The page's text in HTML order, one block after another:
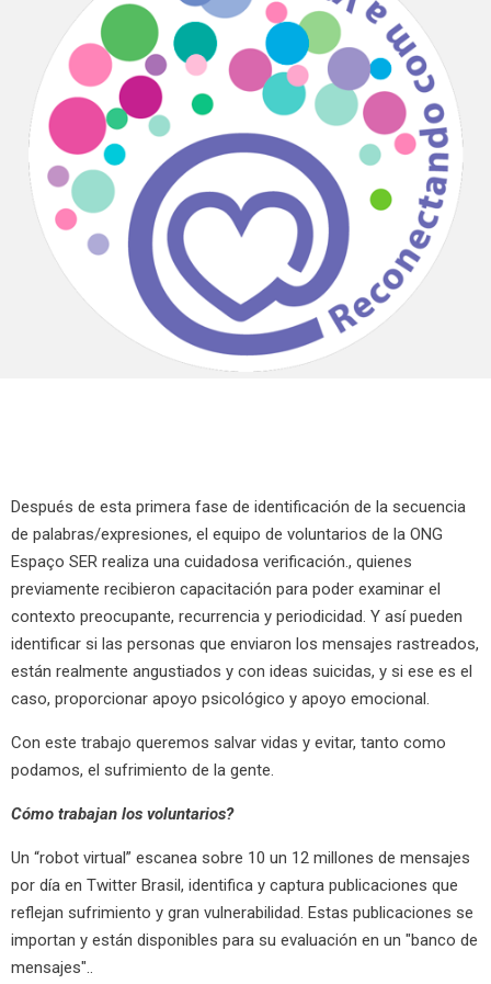
Después de esta primera fase de identificación de la secuencia
de palabras/expresiones, el equipo de voluntarios de la ONG
Espaço SER realiza una cuidadosa verificación., quienes
previamente recibieron capacitación para poder examinar el
contexto preocupante, recurrencia y periodicidad. Y así pueden
identificar si las personas que enviaron los mensajes rastreados,
están realmente angustiados y con ideas suicidas, y si ese es el
caso, proporcionar apoyo psicológico y apoyo emocional.
Con este trabajo queremos salvar vidas y evitar, tanto como
podamos, el sufrimiento de la gente.
Cómo trabajan los voluntarios?
Un “robot virtual” escanea sobre 10 un 12 millones de mensajes
por día en Twitter Brasil, identifica y captura publicaciones que
reflejan sufrimiento y gran vulnerabilidad. Estas publicaciones se
importan y están disponibles para su evaluación en un "banco de
mensajes"..